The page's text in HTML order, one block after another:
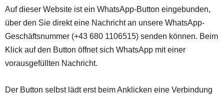
Auf dieser Website ist ein WhatsApp-Button eingebunden,
über den Sie direkt eine Nachricht an unsere WhatsApp-
Geschäftsnummer (+43 680 1106515) senden können. Beim
Klick auf den Button öffnet sich WhatsApp mit einer
vorausgefüllten Nachricht.
Der Button selbst lädt erst beim Anklicken eine Verbindung